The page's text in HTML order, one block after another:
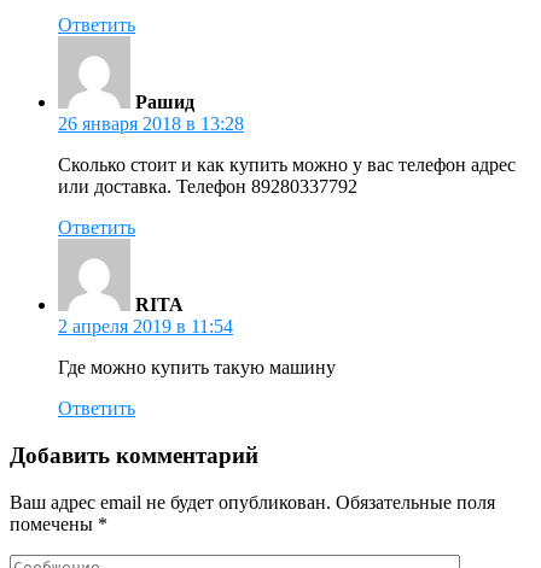
Ответить
Рашид
26 января 2018 в 13:28
Сколько стоит и как купить можно у вас телефон адрес
или доставка. Телефон 89280337792
Ответить
RITA
2 апреля 2019 в 11:54
Где можно купить такую машину
Ответить
Добавить комментарий
Ваш адрес email не будет опубликован. Обязательные поля
помечены *